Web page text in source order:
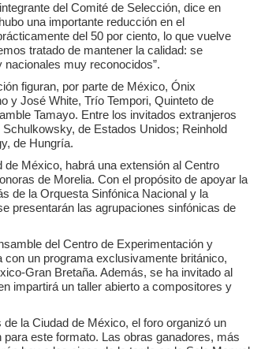
del Comité de Selección, dice en
una importante reducción en el
del 50 por ciento, lo que vuelve
tratado de mantener la calidad: se
muy reconocidos”.
figuran, por parte de México, Ónix
y José White, Trío Tempori, Quinteto de
Tamayo. Entre los invitados extranjeros
de Estados Unidos; Reinhold
de Hungría.
México, habrá una extensión al Centro
de Morelia. Con el propósito de apoyar la
de la Orquesta Sinfónica Nacional y la
presentarán las agrupaciones sinfónicas de
del Centro de Experimentación y
un programa exclusivamente británico,
Gran Bretaña. Además, se ha invitado al
impartirá un taller abierto a compositores y
la Ciudad de México, el foro organizó un
este formato. Las obras ganadores, más